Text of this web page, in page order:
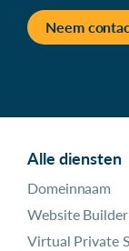
Neem
Alle diensten
Domeinnaam
Website Builder
Virtual Private